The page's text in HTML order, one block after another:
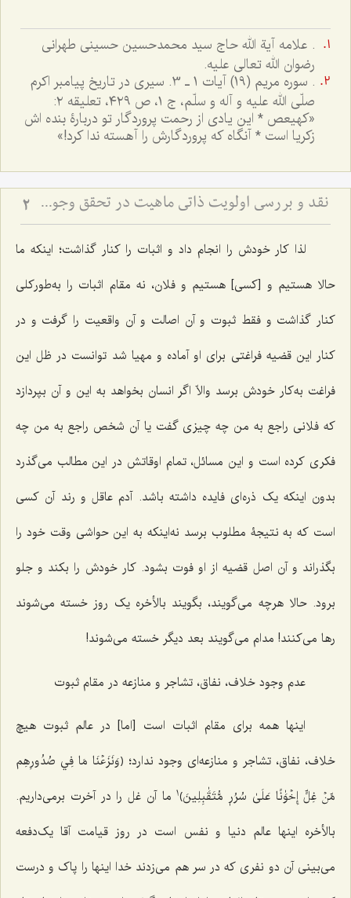
. علامه آیة الله حاج سید محمدحسین حسینی طهرانی
رضوان الله تعالی علیه.
. سوره مریم (19) آیات 1 ـ 3. سیری در تاریخ پیامبر اکرم
صلّی الله علیه و آله و سلّم، ج ١، ص ٤٢٩، تعلیقه ٢:
«کهیعص * این یادی از رحمت پروردگار تو دربارۀ بنده اش
زکریا است * آنگاه که پروردگارش را آهسته ندا کرد!»
نقد و بررسی اولویت ذاتی ماهیت در تحقق وجود - تحلیل بطلان ترجیح بدون مرجح در نظام هستی 2
لذا کار خودش را انجام داد و اثبات را کنار گذاشت؛ اینکه ما
حالا هستیم و [کسی] هستیم و فلان، نه مقام اثبات را به‌طورکلی
کنار گذاشت و فقط ثبوت و آن اصالت و آن واقعیت را گرفت و در
کنار این قضیه فراغتی برای او آماده و مهیا شد توانست در ظل این
فراغت به‌کار خودش برسد والاّ اگر انسان بخواهد به این و آن بپردازد
که فلانی راجع به من چه چیزی گفت یا آن شخص راجع‌ به من چه
فکری کرده است و این مسائل، تمام اوقاتش در این مطالب می‌گذرد
بدون اینکه یک ذره‌ای فایده‌ داشته باشد. آدم عاقل و رند آن کسی
است که به نتیجۀ مطلوب برسد نه‌اینکه به این حواشی وقت خود را
بگذراند و آن اصل قضیه از او فوت بشود. کار خودش را بکند و جلو
برود. حالا هرچه می‌گویند، بگویند بالأخره یک روز خسته می‌شوند
رها می‌کنند! مدام می‌گویند بعد دیگر خسته می‌شوند!
عدم وجود خلاف، نفاق، تشاجر و منازعه‌ در مقام ثبوت
اینها همه برای مقام اثبات است [اما] در عالم ثبوت هیچ
خلاف، نفاق، تشاجر و منازعه‌ای وجود ندارد؛ ﴿وَنَزَعۡنَا مَا فِي صُدُورِهِم
مِّنۡ غِلٍّ إِخۡوَٰنًا عَلَىٰ سُرُرٖ مُّتَقَٰبِلِينَ﴾1ما آن غل را در آخرت برمی‌داریم.
بالأخره اینها عالم دنیا و نفس است در روز قیامت آقا یک‌دفعه
می‌بینی آن دو نفری که در سر هم می‌زدند خدا اینها را پاک و درست